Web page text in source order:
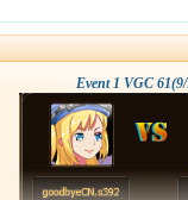
Event 1 VGC